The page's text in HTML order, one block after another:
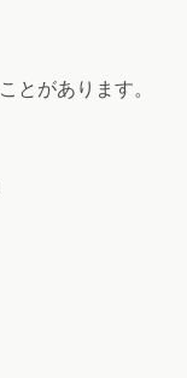
とがあります。